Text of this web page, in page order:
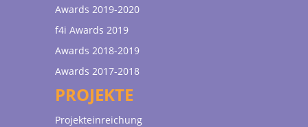
Awards 2019-2020
f4i Awards 2019
Awards 2018-2019
Awards 2017-2018
PROJEKTE
Projekteinreichung